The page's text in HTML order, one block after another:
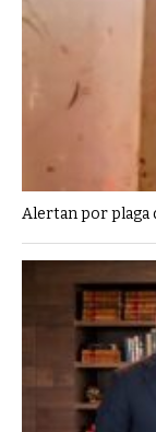
Alertan por plaga